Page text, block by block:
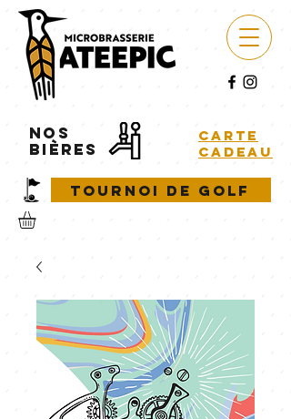
NOS
BIÈRES
carte
cadeau
Tournoi de golf